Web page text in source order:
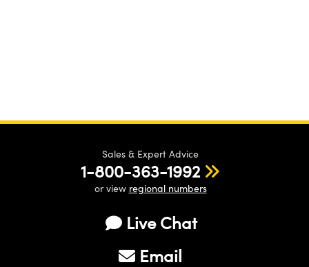
Sales & Expert Advice
1-800-363-1992
or view regional numbers
Live Chat
Email